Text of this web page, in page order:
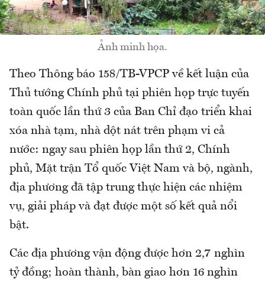
Ảnh minh họa.
Theo Thông báo 158/TB-VPCP về kết luận của
Thủ tướng Chính phủ tại phiên họp trực tuyến
toàn quốc lần thứ 3 của Ban Chỉ đạo triển khai
xóa nhà tạm, nhà dột nát trên phạm vi cả
nước: ngay sau phiên họp lần thứ 2, Chính
phủ, Mặt trận Tổ quốc Việt Nam và bộ, ngành,
địa phương đã tập trung thực hiện các nhiệm
vụ, giải pháp và đạt được một số kết quả nổi
bật.
Các địa phương vận động được hơn 2,7 nghìn
tỷ đồng; hoàn thành, bàn giao hơn 16 nghìn